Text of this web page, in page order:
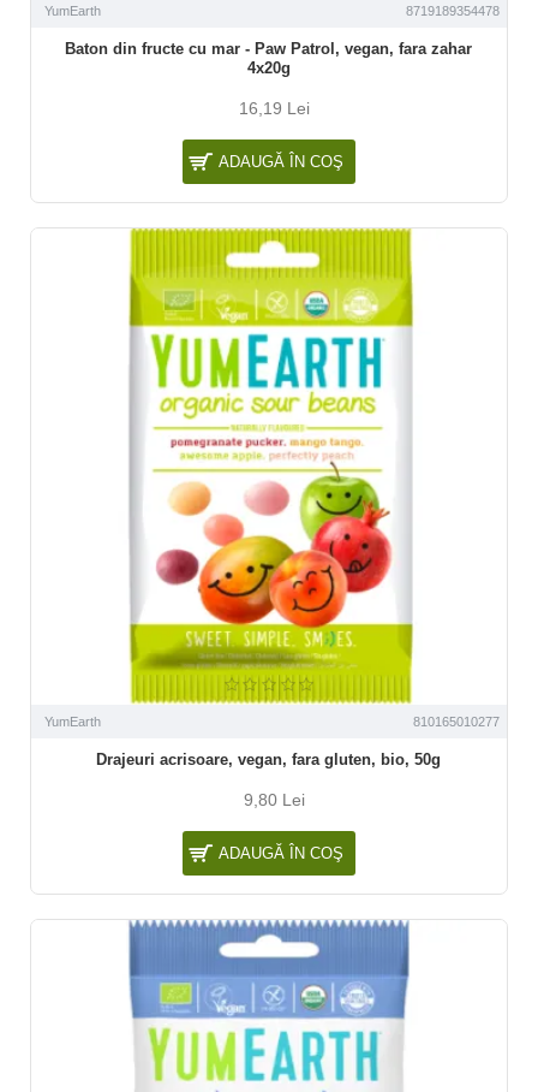
YumEarth 8719189354478
Baton din fructe cu mar - Paw Patrol, vegan, fara zahar
4x20g
16,19 Lei
ADAUGĂ ÎN COŞ
YumEarth 810165010277
Drajeuri acrisoare, vegan, fara gluten, bio, 50g
9,80 Lei
ADAUGĂ ÎN COŞ